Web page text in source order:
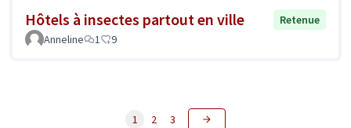
Hôtels à insectes partout en ville
Retenue
Anneline
1 9
1 2 3